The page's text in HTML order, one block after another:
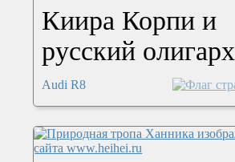
Киира Корпи и
русский олигарх
Audi R8